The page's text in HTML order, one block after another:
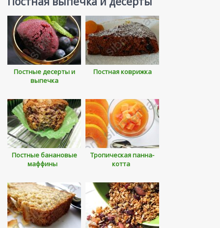
Постные десерты и
выпечка
Постная коврижка
Постные банановые
маффины
Тропическая панна-
котта